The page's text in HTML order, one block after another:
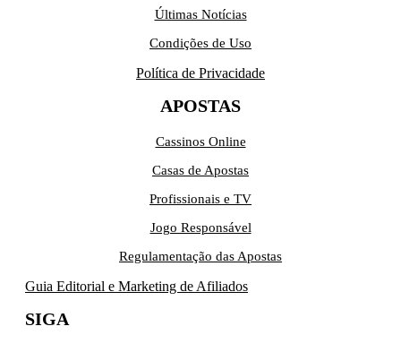
Últimas Notícias
Condições de Uso
Política de Privacidade
APOSTAS
Cassinos Online
Casas de Apostas
Profissionais e TV
Jogo Responsável
Regulamentação das Apostas
Guia Editorial e Marketing de Afiliados
SIGA